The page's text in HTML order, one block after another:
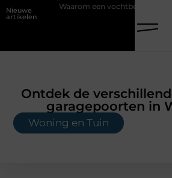
Nieuwe
artikelen
een vochtbestrijdingsbedrijf inschakelen
Ontdek de
garagepoorten in
Woning en Tuin